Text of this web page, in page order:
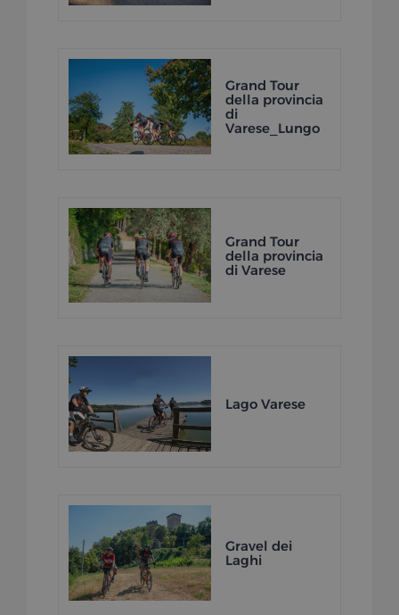
Grand Tour
della provincia
di
Varese_Lungo
Grand Tour
della provincia
di Varese
Lago Varese
Gravel dei
Laghi